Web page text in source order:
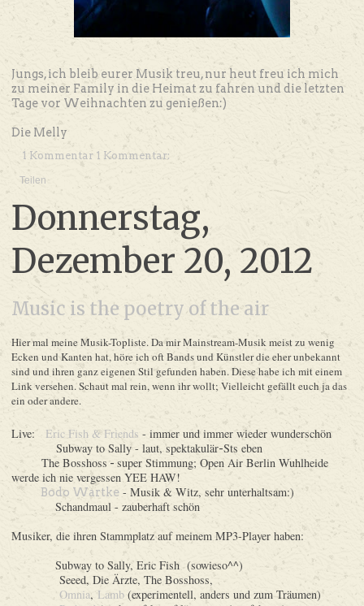
Jungs, ich bleib eurer Musik treu, nur heut freu ich mich
zu meiner Family in die Heimat zu fahren und die letzten
Tage vor Weihnachten zu genießen:)
Die Melly
1 Kommentar 1 Kommentar:
Teilen
Donnerstag,
Dezember 20, 2012
Music is the poetry of the air
Hier mal meineMusik-Topliste. Da mir Mainstream-Musikmeistzu wenig
Ecken und Kanten hat, höre ich oft Bands und Künstler die eher unbekannt
sind und ihren ganz eigenen Stil gefunden haben. Diese habe ich mit einem
Link versehen. Schaut mal rein, wenn ihr wollt; Vielleicht gefällt euch ja das
ein oder andere.
Live: Eric Fish & Friends - immer und immer wieder wunderschön
Subway to Sally - laut, spektakulär-Sts eben
The Bosshoss - super Stimmung; Open Air Berlin Wuhlheide
werde ich nie vergessen YEE HAW!
Bodo Wartke - Musik & Witz, sehr unterhaltsam:)
Schandmaul - zauberhaft schön
Musiker, die ihren Stammplatz auf meinem MP3-Player haben:
Subway to Sally, Eric Fish (sowieso^^)
Seeed, Die Ärzte, The Bosshoss,
Omnia, Lamb (experimentell, anders und zum Träumen)